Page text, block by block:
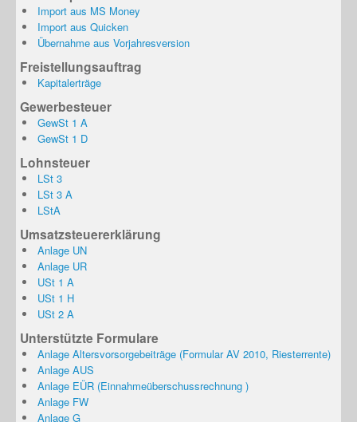
Import aus MS Money
Import aus Quicken
Übernahme aus Vorjahresversion
Freistellungsauftrag
Kapitalerträge
Gewerbesteuer
GewSt 1 A
GewSt 1 D
Lohnsteuer
LSt 3
LSt 3 A
LStA
Umsatzsteuererklärung
Anlage UN
Anlage UR
USt 1 A
USt 1 H
USt 2 A
Unterstützte Formulare
Anlage Altersvorsorgebeiträge (Formular AV 2010, Riesterrente)
Anlage AUS
Anlage EÜR (Einnahmeüberschussrechnung )
Anlage FW
Anlage G